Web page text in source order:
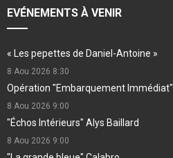
EVÉNEMENTS À VENIR
« Les pepettes de Daniel-Antoine »
8 Aou 2026 8:30
Opération "Embarquement Immédiat"
8 Aou 2026 9:00
"Échos Intérieurs" Alys Baillard
8 Aou 2026 9:00